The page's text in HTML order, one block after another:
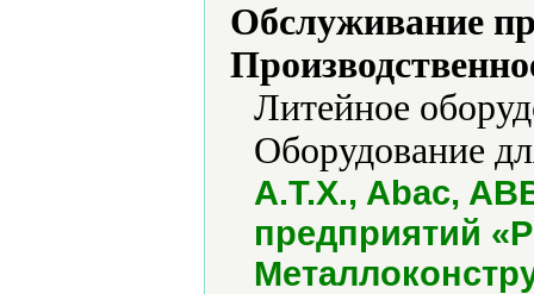
Обслуживание
Литейное
Оборудование
A.T.X., Abac,
предприятий